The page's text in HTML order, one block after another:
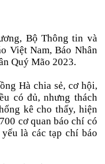
Bộ Thông tin và
Việt Nam, Báo Nhân
Quý Mão 2023.
Hà chia sẻ, cơ hội,
có đủ, nhưng thách
kê cho thấy, hiện
cơ quan báo chí có
là các tạp chí báo